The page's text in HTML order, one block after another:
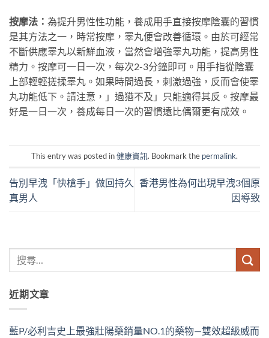
按摩法： 為提升男性性功能，養成用手直接按摩陰囊的習慣
是其方法之一，時常按摩，睪丸便會改善循環。由於可經常
不斷供應睪丸以新鮮血液，當然會增強睪丸功能，提高男性
精力。按摩可一日一次，每次2-3分鐘即可。用手指從陰囊
上部輕輕搓揉睪丸。如果時間過長，刺激過強，反而會使睪
丸功能低下。請注意，」過猶不及」只能適得其反。按摩最
好是一日一次，養成每日一次的習慣遠比偶爾更有成效。
This entry was posted in健康資訊. Bookmark the permalink.
告別早洩「快槍手」做回持久
真男人
香港男性為何出現早洩3個原
因導致
近期文章
藍P/必利吉史上最強壯陽藥銷量NO.1的藥物—雙效超級威而